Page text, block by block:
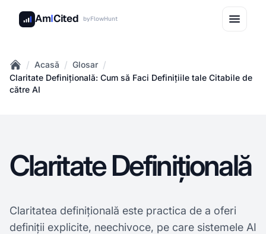
AmICited byFlowHunt
Home
/ Acasă / Glosar /
Claritate Definițională: Cum să Faci Definițiile tale Citabile de
către AI
Claritate Definițională
Claritatea definițională este practica de a oferi
definiții explicite, neechivoce, pe care sistemele AI